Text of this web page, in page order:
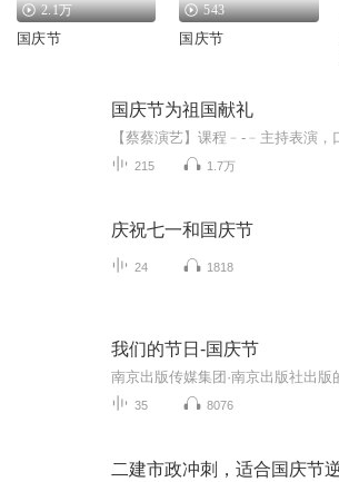
2.1万
国庆节
543
国庆节
国庆节为祖国献礼
215 1.7万
庆祝七一和国庆节
24 1818
我们的节日-国庆节
35 8076
二建市政冲刺，适合国庆节